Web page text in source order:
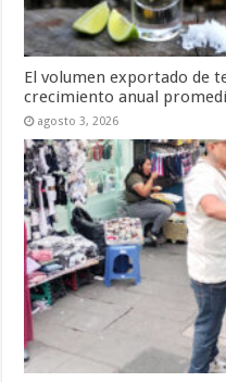
El volumen exportado de
crecimiento anual
agosto 3, 2026